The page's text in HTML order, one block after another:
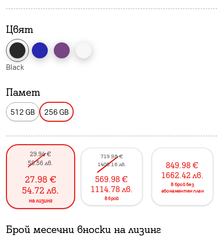
Цвят
Black
Памет
512 GB 256 GB
29.94€
58.56 лв.
27.98 €
54.72 лв.
на лизинг
719.98 €
1408.16лв.
569.98 €
1114.78 лв.
в брой
849.98 €
1662.42 лв.
в брой без
абонаментен план
Брой месечни вноски на лизинг